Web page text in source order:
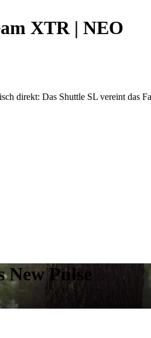
XTR | NEO
direkt: Das Shuttle SL vereint das
New Pulse